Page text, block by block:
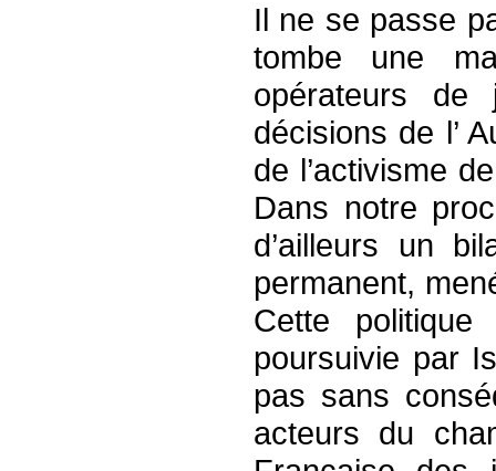
Il ne se passe
tombe une
opérateurs
décisions de l’
de l’activisme
Dans notre
d’ailleurs un
permanent,
Cette politique
poursuivie par
pas sans
acteurs du